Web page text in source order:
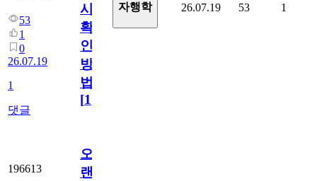
53
1
0
26.07.19
1
댓글
시
확
인
방
법
[1]
자행학 26.07.19 53 1
196613
오
랜